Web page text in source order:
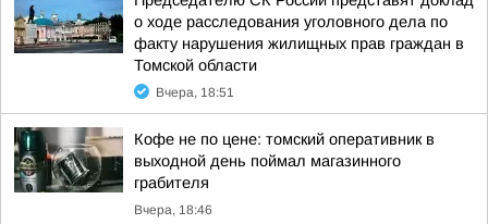
о ходе расследования уголовного дела по
факту нарушения жилищных прав граждан в
Томской области
Вчера, 18:51
Кофе не по цене: томский оперативник в
выходной день поймал магазинного
грабителя
Вчера, 18:46